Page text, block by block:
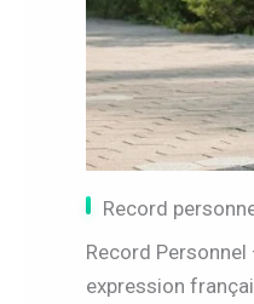
Record
Record
expression